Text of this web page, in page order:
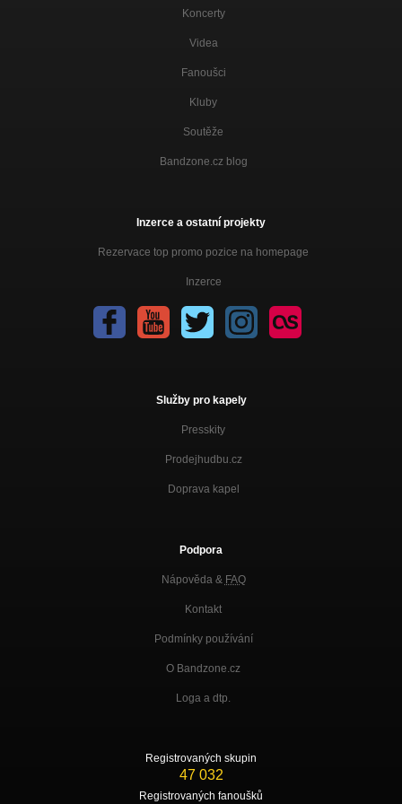
Koncerty
Videa
Fanoušci
Kluby
Soutěže
Bandzone.cz blog
Inzerce a ostatní projekty
Rezervace top promo pozice na homepage
Inzerce
Služby pro kapely
Presskity
Prodejhudbu.cz
Doprava kapel
Podpora
Nápověda & FAQ
Kontakt
Podmínky používání
O Bandzone.cz
Loga a dtp.
Registrovaných skupin
47 032
Registrovaných fanoušků